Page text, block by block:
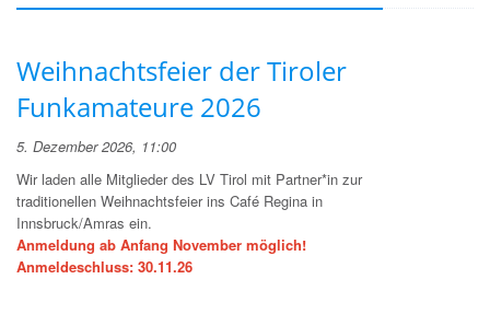
Weihnachtsfeier der Tiroler
Funkamateure 2026
5. Dezember 2026, 11:00
Wir laden alle Mitglieder des LV Tirol mit Partner*in zur
traditionellen Weihnachtsfeier ins Café Regina in
Innsbruck/Amras ein.
Anmeldung ab Anfang November möglich!
Anmeldeschluss: 30.11.26